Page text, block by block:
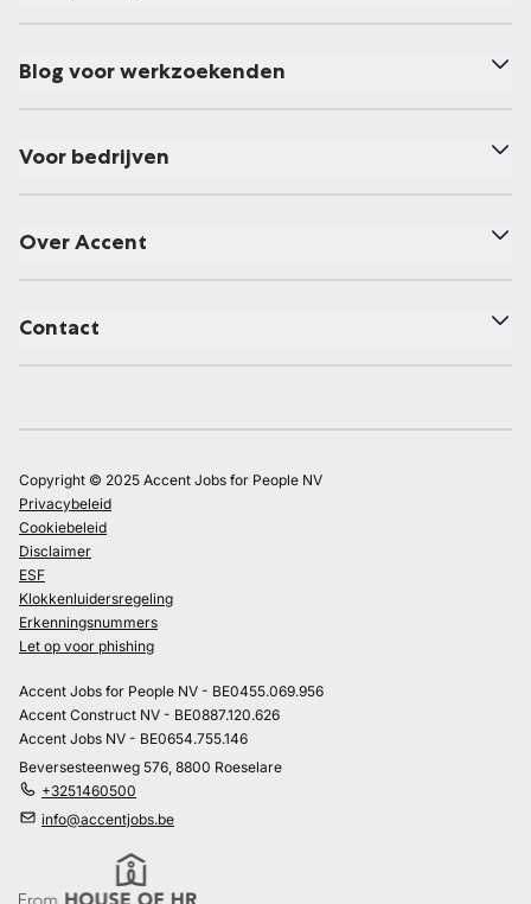
Blog voor werkzoekenden
Voor bedrijven
Over Accent
Contact
Copyright © 2025 Accent Jobs for People NV
Privacybeleid
Cookiebeleid
Disclaimer
ESF
Klokkenluidersregeling
Erkenningsnummers
Let op voor phishing
Accent Jobs for People NV - BE0455.069.956
Accent Construct NV - BE0887.120.626
Accent Jobs NV - BE0654.755.146
Beversesteenweg 576, 8800 Roeselare
+3251460500
info@accentjobs.be